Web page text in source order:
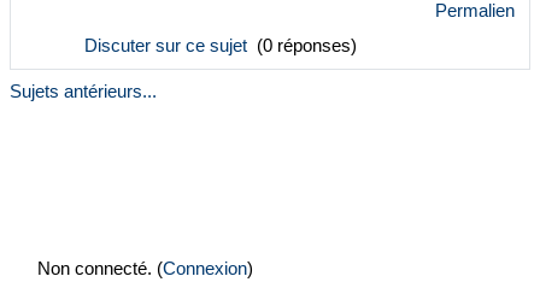
Permalien
Discuter sur ce sujet (0 réponses)
Sujets antérieurs...
Non connecté. (Connexion)